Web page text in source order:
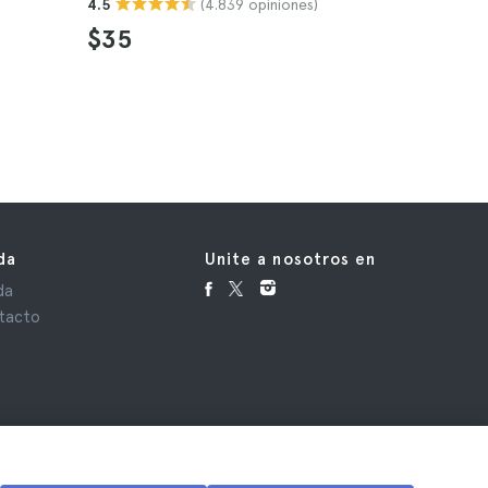
4.5 (4.839 opiniones)
$35
Unite a nosotros en